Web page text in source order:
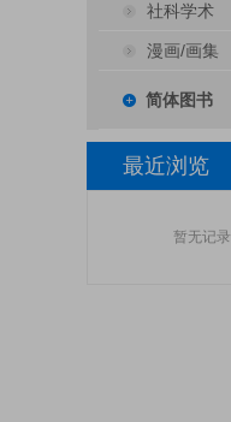
社科学术
漫画/画集
简体图书
最近浏览
暂无记录